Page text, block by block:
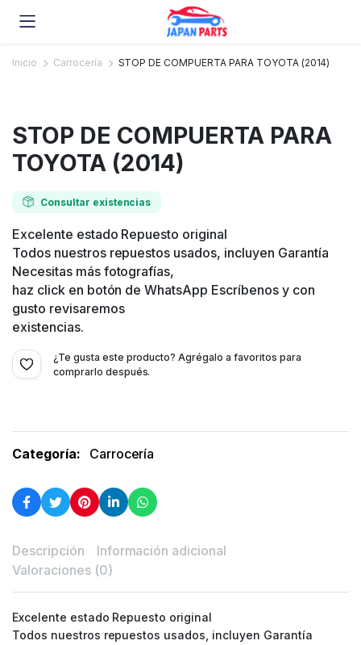
Inicio Carrocería STOP DE COMPUERTA PARA TOYOTA (2014)
STOP DE COMPUERTA PARA
TOYOTA (2014)
Consultar existencias
Excelente estado Repuesto original
Todos nuestros repuestos usados, incluyen Garantía
Necesitas más fotografías,
haz click en botón de WhatsApp Escríbenos y con
gusto revisaremos
existencias.
¿Te gusta este producto? Agrégalo a favoritos para
comprarlo después.
Categoría: Carrocería
Descripción
Información adicional
Valoraciones (0)
Excelente estado Repuesto original
Todos nuestros repuestos usados, incluyen Garantía